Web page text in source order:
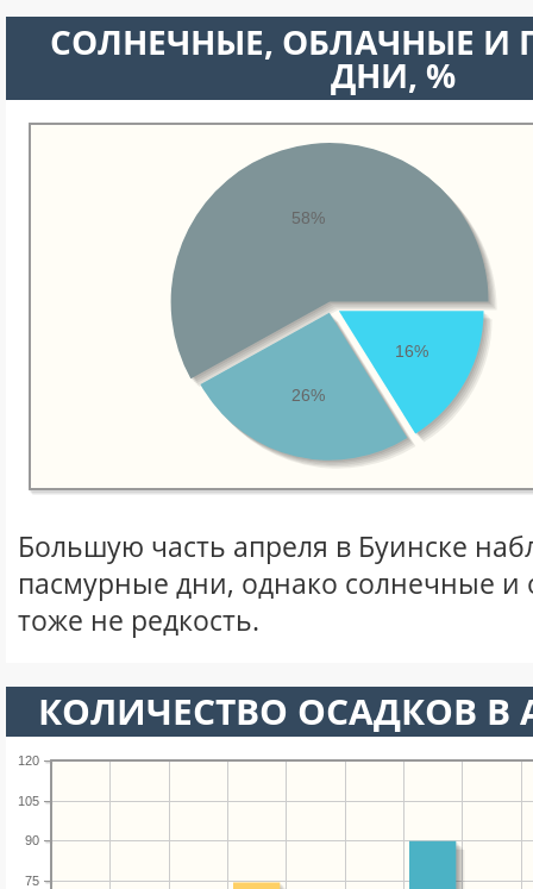
CОЛНЕЧНЫЕ, ОБЛАЧНЫЕ И
ДНИ, %
16%
26%
58%
Большую часть апреля в Буинске
пасмурные дни, однако солнечные
тоже не редкость.
КОЛИЧЕСТВО ОСАДКОВ В
75
90
105
120